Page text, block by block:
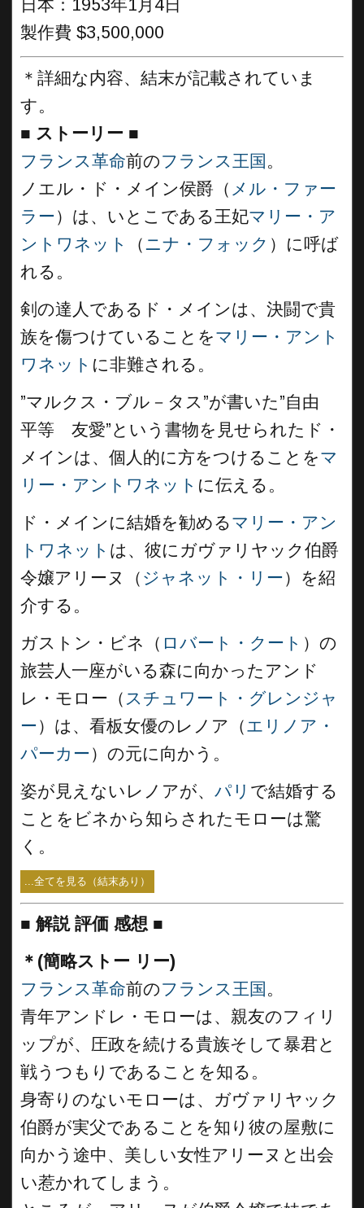
日本：1953年1月4日
製作費 $3,500,000
＊詳細な内容、結末が記載されていま
す。
■ ストーリー ■
フランス革命前のフランス王国 。
ノエル・ド・メイン侯爵（ メル・ファー
ラー）は、いとこである王妃マリー・ア
ントワネット
（ニナ・フォック ）に呼ば
れる。
剣の達人であるド・メインは、決闘で貴
族を傷つけていることをマリー・アント
ワネット に非難される。
”マルクス・ブル－タス”が書いた”自由
平等 友愛”という書物を見せられたド・
メインは、個人的に方をつけることをマ
リー・アントワネット に伝える。
ド・メインに結婚を勧めるマリー・アン
トワネット は、彼にガヴァリヤック伯爵
令嬢アリーヌ（ ジャネット・リー）を紹
介する。
ガストン・ビネ（ ロバート・クート ）の
旅芸人一座がいる森に向かったアンド
レ・モロー（ スチュワート・グレンジャ
ー）は、看板女優のレノア（エリノア・
パーカー）の元に向かう。
姿が見えないレノアが、 パリ で結婚する
ことをビネから知らされたモローは驚
く。
...全てを見る（結末あり）
■ 解説 評価 感想 ■
＊(簡略ストー リー)
フランス革命前のフランス王国 。
青年アンドレ・モローは、親友のフィリ
ップが、圧政を続ける貴族そして暴君と
戦うつもりであることを知る。
身寄りのないモローは、ガヴァリヤック
伯爵が実父であることを知り彼の屋敷に
向かう途中、美しい女性アリーヌと出会
い惹かれてしまう。